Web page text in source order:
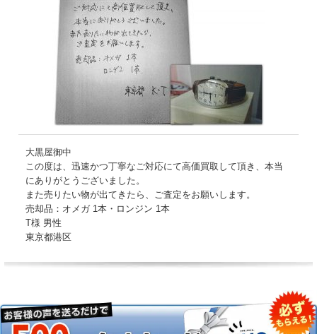
大黒屋御中
この度は、迅速かつ丁寧なご対応にて高価買取して頂き、本当
にありがとうございました。
また売りたい物が出てきたら、ご査定をお願いします。
売却品：オメガ 1本・ロンジン 1本
T様 男性
東京都港区